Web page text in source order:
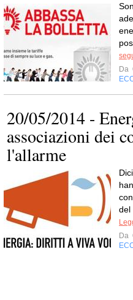
Da
20/05/2014 -
associazioni dei
l'allarme
del
Da